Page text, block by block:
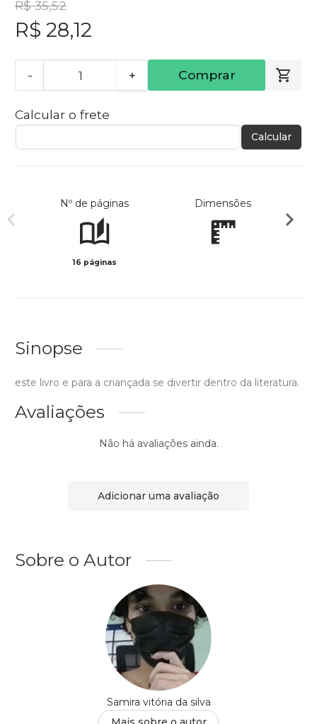
R$ 35,52
R$ 28,12
- + Comprar
Calcular o frete
Calcular
Nº de páginas
16 páginas
Dimensões
Sinopse
este livro e para a criançada se divertir dentro da literatura.
Avaliações
Não há avaliações ainda.
Adicionar uma avaliação
Sobre o Autor
Samira vitória da silva